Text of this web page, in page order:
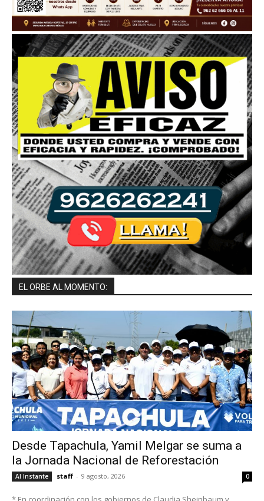
EL ORBE AL MOMENTO:
Desde Tapachula, Yamil Melgar se suma a
la Jornada Nacional de Reforestación
Al Instante staff - 9 agosto, 2026 0